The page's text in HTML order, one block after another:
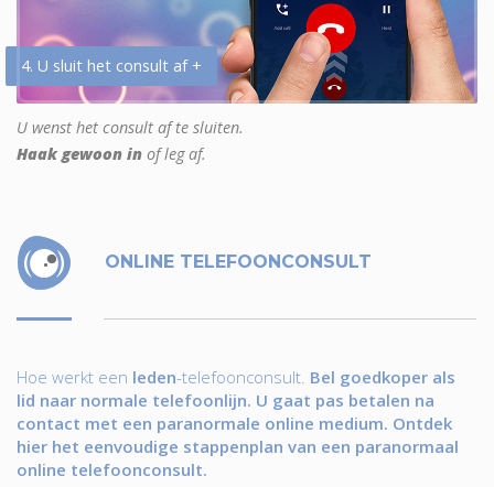
4. U sluit het consult af +
U wenst het consult af te sluiten.
Haak gewoon in of leg af.
ONLINE TELEFOONCONSULT
Hoe werkt een leden-telefoonconsult. Bel goedkoper als
lid naar normale telefoonlijn. U gaat pas betalen na
contact met een paranormale online medium. Ontdek
hier het eenvoudige stappenplan van een paranormaal
online telefoonconsult.